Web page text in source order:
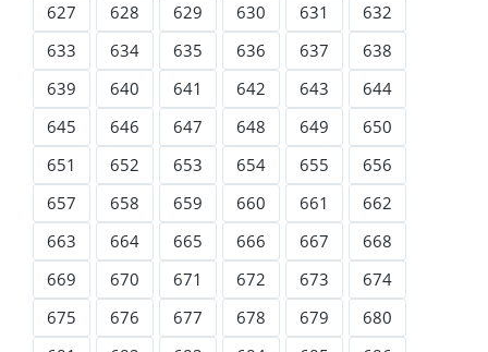
627
628 629 630 631
632
633
634 635 636 637
638
639
640 641 642 643
644
645
646 647 648 649
650
651
652 653 654 655
656
657
658 659 660 661
662
663
664 665 666 667
668
669
670 671 672 673
674
675
676 677 678 679
680